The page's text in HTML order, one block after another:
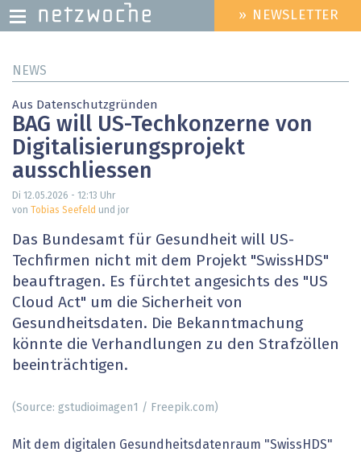
zum
HEADER
MENU
» NEWSLETTER
NEWS
Aus Datenschutzgründen
BAG will US-Techkonzerne von
Digitalisierungsprojekt
ausschliessen
Di 12.05.2026 - 12:13 Uhr
von
Tobias Seefeld und jor
Das Bundesamt für Gesundheit will US-
Techfirmen nicht mit dem Projekt "SwissHDS"
beauftragen. Es fürchtet angesichts des "US
Cloud Act" um die Sicherheit von
Gesundheitsdaten. Die Bekanntmachung
könnte die Verhandlungen zu den Strafzöllen
beeinträchtigen.
(Source: gstudioimagen1 / Freepik.com)
Mit dem digitalen Gesundheitsdatenraum "SwissHDS"